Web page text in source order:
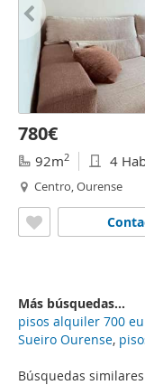
Búsquedas
780€
92m2 4
Centro, Ourense
Más búsquedas...
pisos alquiler 700
Sueiro Ourense,